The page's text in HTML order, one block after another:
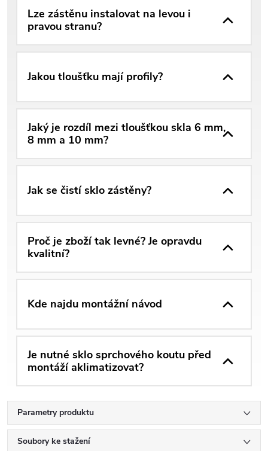
Lze zástěnu instalovat na levou i
pravou stranu?
Jakou tloušťku mají profily?
Jaký je rozdíl mezi tloušťkou skla 6 mm,
8 mm a 10 mm?
Jak se čistí sklo zástěny?
Proč je zboží tak levné? Je opravdu
kvalitní?
Kde najdu montážní návod
Je nutné sklo sprchového koutu před
montáží aklimatizovat?
Parametry produktu
Soubory ke stažení